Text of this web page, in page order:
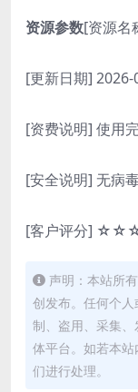
资源参数[资源名
[更新日期] 2026-
[资费说明] 使用
[安全说明] 无病
[客户评分]
声明：本站所
创发布。任何个
制、盗用、采集
体平台。如若本
们进行处理。